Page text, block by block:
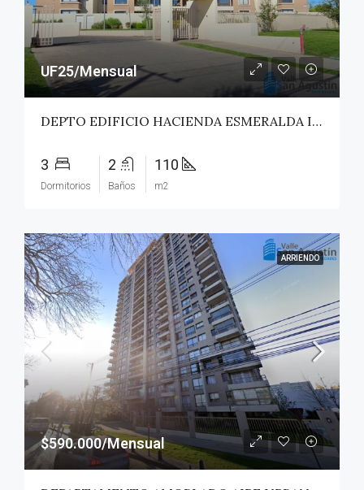
UF25/Mensual
DEPTO EDIFICIO HACIENDA ESMERALDA II – TALCA
3
Dormitorios
2
Baños
110
m2
ARRIENDO
$590.000/Mensual